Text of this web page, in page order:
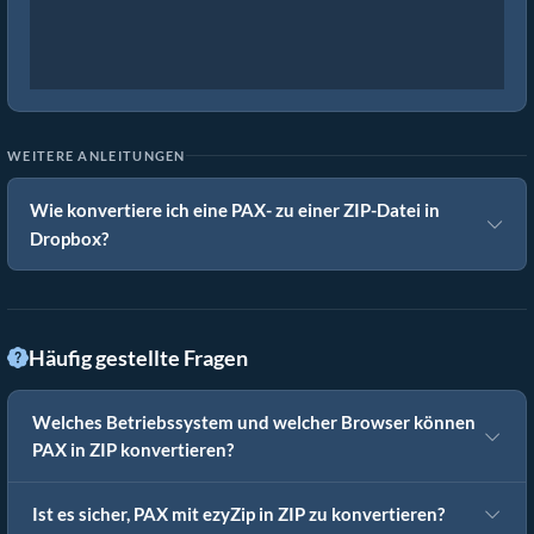
WEITERE ANLEITUNGEN
Wie konvertiere ich eine PAX- zu einer ZIP-Datei in
Dropbox?
Häufig gestellte Fragen
Welches Betriebssystem und welcher Browser können
PAX in ZIP konvertieren?
Ist es sicher, PAX mit ezyZip in ZIP zu konvertieren?